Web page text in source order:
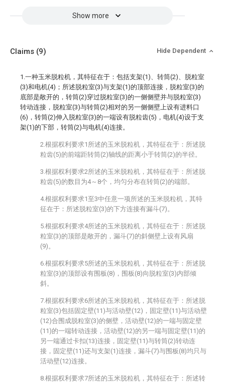
Show more
Claims (9) Hide Dependent
1.一种玉米脱粒机，其特征在于：包括支架(1)、转筒(2)、脱粒室
(3)和电机(4)；所述脱粒室(3)与支架(1)的顶部连接，脱粒室(3)的
底部是敞开的，转筒(2)穿过脱粒室(3)的一侧侧壁并与脱粒室(3)
转动连接，脱粒室(3)与转筒(2)相对的另一侧侧壁上设有进料口
(6)，转筒(2)伸入脱粒室(3)的一端设有脱粒齿(5)，电机(4)设于支
架(1)的下部，转筒(2)与电机(4)连接。
2.根据权利要求1所述的玉米脱粒机，其特征在于：所述脱
粒齿(5)的前端距转筒(2)轴线的距离小于转筒(2)的半径。
3.根据权利要求2所述的玉米脱粒机，其特征在于：所述脱
粒齿(5)的数目为4～8个，均匀分布在转筒(2)的端部。
4.根据权利要求1至3中任意一项所述的玉米脱粒机，其特
征在于：所述脱粒室(3)的下方连接有漏斗(7)。
5.根据权利要求4所述的玉米脱粒机，其特征在于：所述脱
粒室(3)的顶部是敞开的，漏斗(7)的斜侧壁上设有风扇
(9)。
6.根据权利要求5所述的玉米脱粒机，其特征在于：所述脱
粒室(3)的顶部设有围板(8)，围板(8)向脱粒室(3)内部倾
斜。
7.根据权利要求6所述的玉米脱粒机，其特征在于：所述脱
粒室(3)包括固定壁(11)与活动壁(12)，固定壁(11)与活动壁
(12)合围成脱粒室(3)的侧壁，活动壁(12)的一端与固定壁
(11)的一端转动连接，活动壁(12)的另一端与固定壁(11)的
另一端通过卡扣(13)连接，固定壁(11)与转筒(2)转动连
接，固定壁(11)还与支架(1)连接，漏斗(7)与围板(8)均只与
活动壁(12)连接。
8.根据权利要求7所述的玉米脱粒机，其特征在于：所述转